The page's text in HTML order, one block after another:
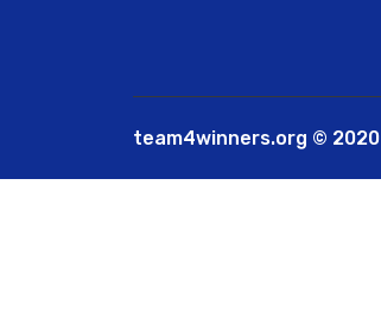
team4winners.org © 2020